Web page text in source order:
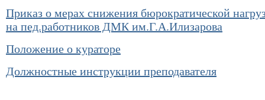
Индивидуальное обучение с элементами
дистанционных образовательных технологий
(ДОТ)
Приказ о мерах снижения бюрократической
на пед.работников ДМК им.Г.А.Илизарова
Положение о кураторе
Должностные инструкции преподавателя